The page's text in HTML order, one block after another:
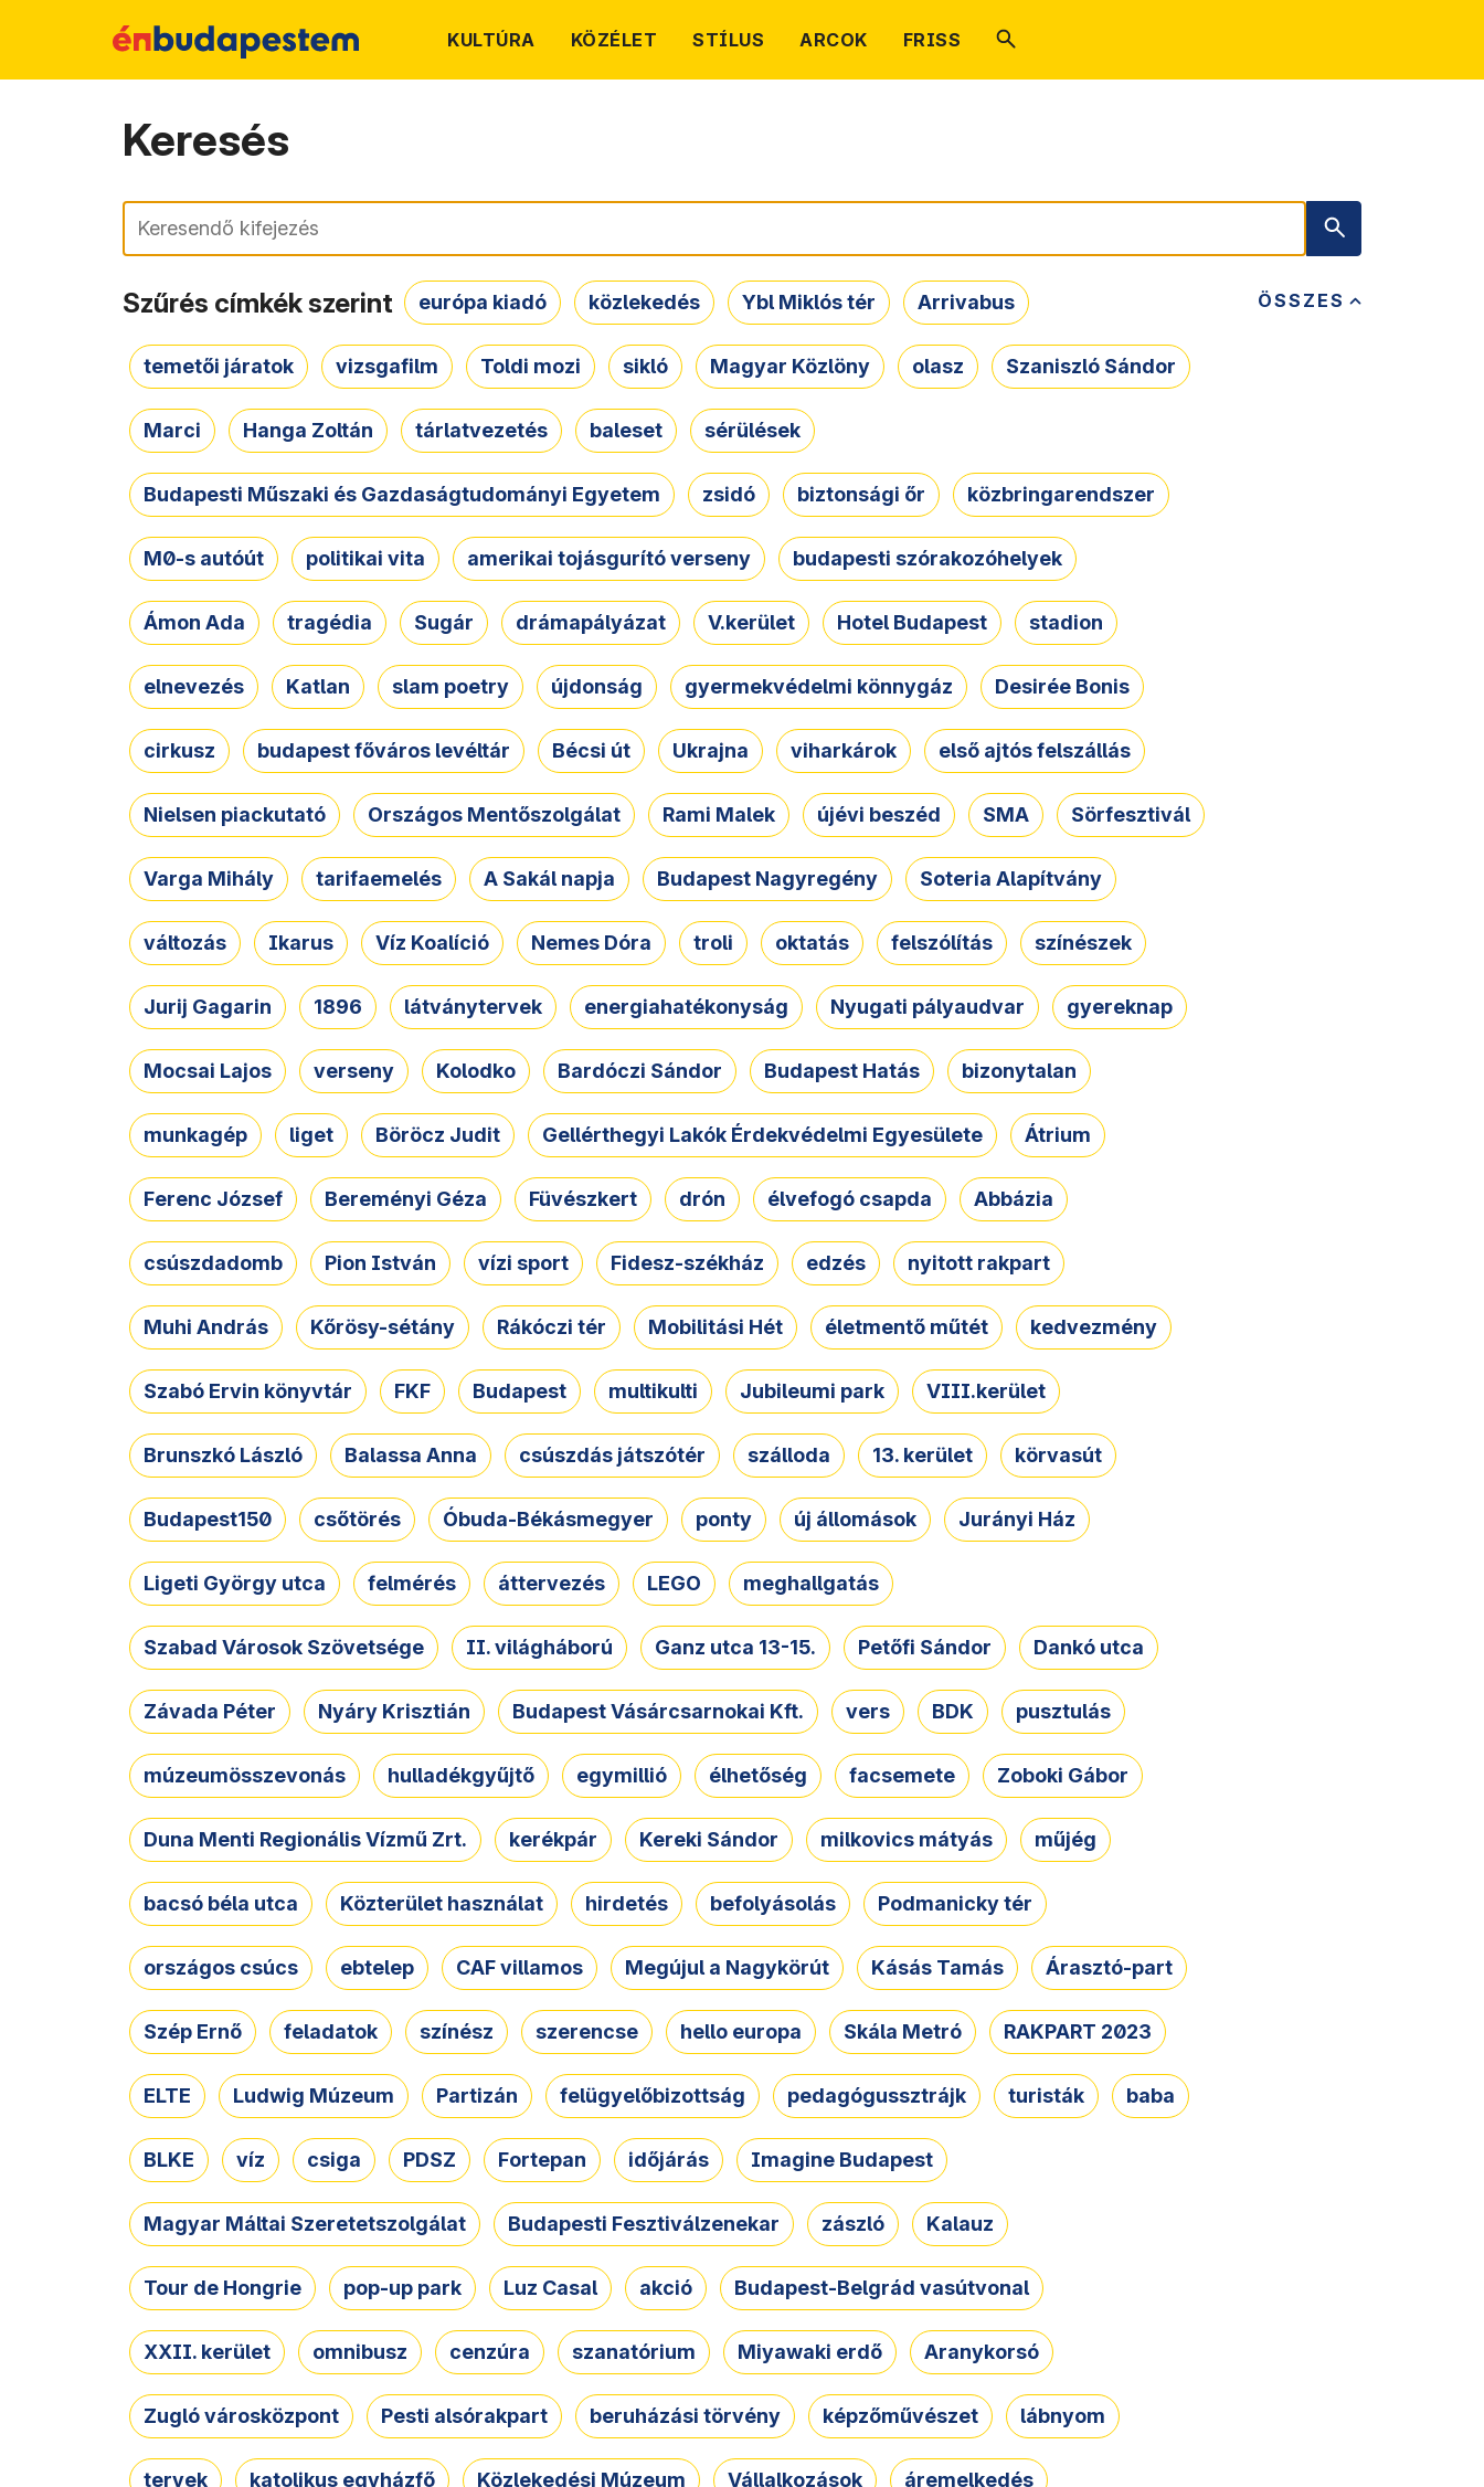
KULTÚRA KÖZÉLET STÍLUS ARCOK FRISS
Keresés
Keresés
ÖSSZES
Szűrés címkék szerint európa kiadó közlekedés Ybl Miklós tér Arrivabus
temetői járatok vizsgafilm Toldi mozi sikló Magyar Közlöny olasz Szaniszló Sándor
Marci Hanga Zoltán tárlatvezetés baleset sérülések
Budapesti Műszaki és Gazdaságtudományi Egyetem zsidó biztonsági őr közbringarendszer
M0-s autóút politikai vita amerikai tojásgurító verseny budapesti szórakozóhelyek
Ámon Ada tragédia Sugár drámapályázat V.kerület Hotel Budapest stadion
elnevezés Katlan slam poetry újdonság gyermekvédelmi könnygáz Desirée Bonis
cirkusz budapest főváros levéltár Bécsi út Ukrajna viharkárok első ajtós felszállás
Nielsen piackutató Országos Mentőszolgálat Rami Malek újévi beszéd SMA Sörfesztivál
Varga Mihály tarifaemelés A Sakál napja Budapest Nagyregény Soteria Alapítvány
változás Ikarus Víz Koalíció Nemes Dóra troli oktatás felszólítás színészek
Jurij Gagarin 1896 látványtervek energiahatékonyság Nyugati pályaudvar gyereknap
Mocsai Lajos verseny Kolodko Bardóczi Sándor Budapest Hatás bizonytalan
munkagép liget Böröcz Judit Gellérthegyi Lakók Érdekvédelmi Egyesülete Átrium
Ferenc József Bereményi Géza Füvészkert drón élvefogó csapda Abbázia
csúszdadomb Pion István vízi sport Fidesz-székház edzés nyitott rakpart
Muhi András Kőrösy-sétány Rákóczi tér Mobilitási Hét életmentő műtét kedvezmény
Szabó Ervin könyvtár FKF Budapest multikulti Jubileumi park VIII.kerület
Brunszkó László Balassa Anna csúszdás játszótér szálloda 13. kerület körvasút
Budapest150 csőtörés Óbuda-Békásmegyer ponty új állomások Jurányi Ház
Ligeti György utca felmérés áttervezés LEGO meghallgatás
Szabad Városok Szövetsége II. világháború Ganz utca 13-15. Petőfi Sándor Dankó utca
Závada Péter Nyáry Krisztián Budapest Vásárcsarnokai Kft. vers BDK pusztulás
múzeumösszevonás hulladékgyűjtő egymillió élhetőség facsemete Zoboki Gábor
Duna Menti Regionális Vízmű Zrt. kerékpár Kereki Sándor milkovics mátyás műjég
bacsó béla utca Közterület használat hirdetés befolyásolás Podmanicky tér
országos csúcs ebtelep CAF villamos Megújul a Nagykörút Kásás Tamás Árasztó-part
Szép Ernő feladatok színész szerencse hello europa Skála Metró RAKPART 2023
ELTE Ludwig Múzeum Partizán felügyelőbizottság pedagógussztrájk turisták baba
BLKE víz csiga PDSZ Fortepan időjárás Imagine Budapest
Magyar Máltai Szeretetszolgálat Budapesti Fesztiválzenekar zászló Kalauz
Tour de Hongrie pop-up park Luz Casal akció Budapest-Belgrád vasútvonal
XXII. kerület omnibusz cenzúra szanatórium Miyawaki erdő Aranykorsó
Zugló városközpont Pesti alsórakpart beruházási törvény képzőművészet lábnyom
tervek katolikus egyházfő Közlekedési Múzeum Vállalkozások áremelkedés